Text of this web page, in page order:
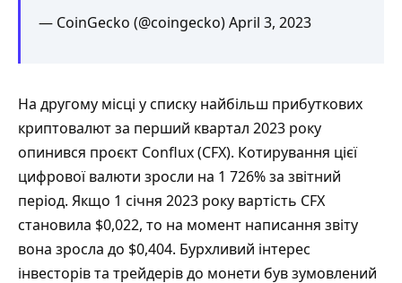
— CoinGecko (@coingecko)April 3, 2023
На другому місці у списку найбільш прибуткових
криптовалют за перший квартал 2023 року
опинився проєкт Conflux (CFX). Котирування цієї
цифрової валюти зросли на 1 726% за звітний
період. Якщо 1 січня 2023 року вартість CFX
становила $0,022, то на момент написання звіту
вона зросла до $0,404. Бурхливий інтерес
інвесторів та трейдерів до монети був зумовлений